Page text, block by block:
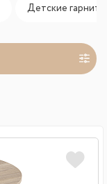
Детские